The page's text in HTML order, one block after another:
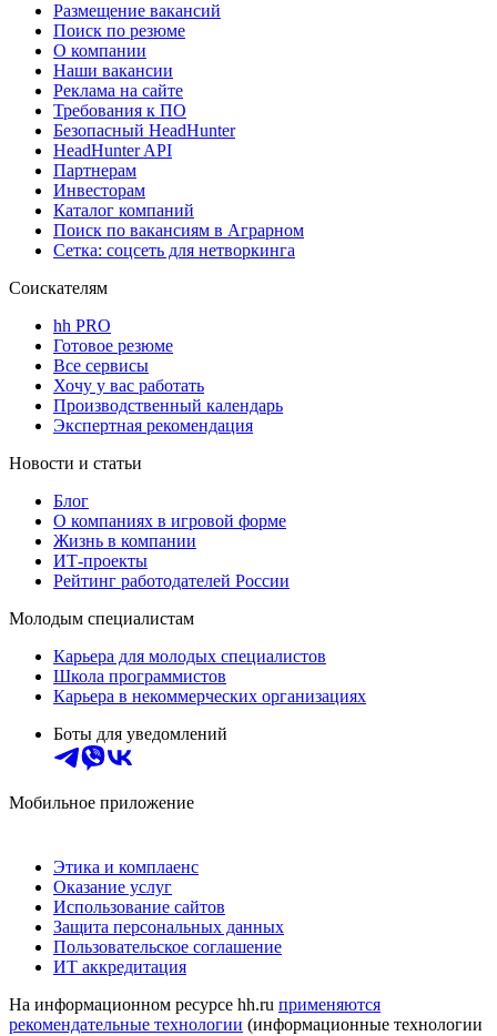
Размещение вакансий
Поиск по резюме
О компании
Наши вакансии
Реклама на сайте
Требования к ПО
Безопасный HeadHunter
HeadHunter API
Партнерам
Инвесторам
Каталог компаний
Поиск по вакансиям в Аграрном
Сетка: соцсеть для нетворкинга
Соискателям
hh PRO
Готовое резюме
Все сервисы
Хочу у вас работать
Производственный календарь
Экспертная рекомендация
Новости и статьи
Блог
О компаниях в игровой форме
Жизнь в компании
ИТ-проекты
Рейтинг работодателей России
Молодым специалистам
Карьера для молодых специалистов
Школа программистов
Карьера в некоммерческих организациях
Боты для уведомлений
Мобильное приложение
Этика и комплаенс
Оказание услуг
Использование сайтов
Защита персональных данных
Пользовательское соглашение
ИТ аккредитация
На информационном ресурсе hh.ru применяются
рекомендательные технологии (информационные технологии